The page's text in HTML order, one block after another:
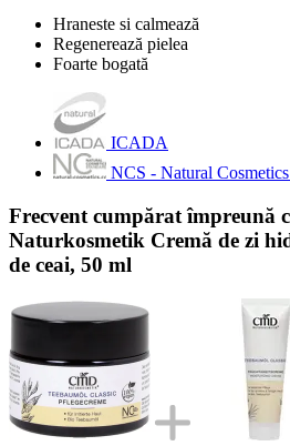
Hraneste si calmează
Regenerează pielea
Foarte bogată
ICADA
NCS - Natural
Frecvent cumpărat împreună
Naturkosmetik Cremă de zi
de ceai, 50 ml